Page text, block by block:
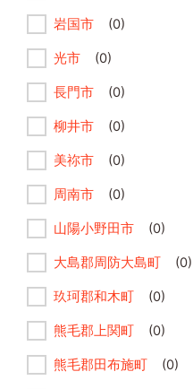
岩国市 (0)
光市 (0)
長門市 (0)
柳井市 (0)
美祢市 (0)
周南市 (0)
山陽小野田市 (0)
大島郡周防大島町 (0)
玖珂郡和木町 (0)
熊毛郡上関町 (0)
熊毛郡田布施町 (0)